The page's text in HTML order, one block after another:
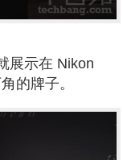
展示在 Nikon
的牌子。